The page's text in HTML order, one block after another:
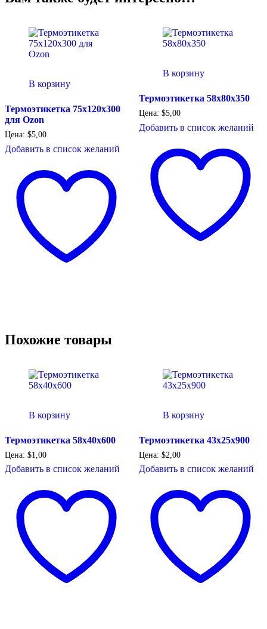
В корзину
Термоэтикетка 75х120х300
для Ozon
Цена: $5,00
Добавить в список желаний
В корзину
Термоэтикетка 58х80х350
Цена: $5,00
Добавить в список желаний
Похожие товары
В корзину
Термоэтикетка 58х40х600
Цена: $1,00
Добавить в список желаний
В корзину
Термоэтикетка 43х25х900
Цена: $2,00
Добавить в список желаний